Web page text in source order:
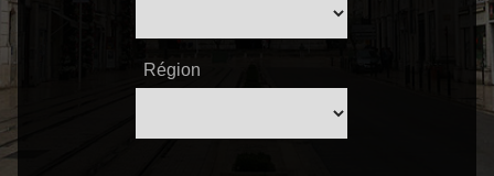
Région